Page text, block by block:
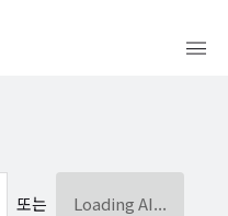
또는 Loading AI...